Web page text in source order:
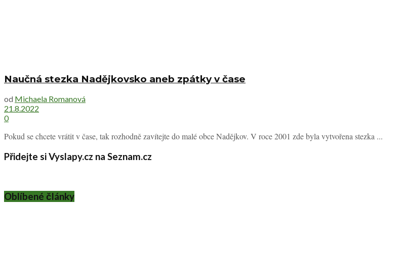
Naučná stezka Nadějkovsko aneb zpátky v čase
od Michaela Romanová
21.8.2022
0
Pokud se chcete vrátit v čase, tak rozhodně zavítejte do malé obce Nadějkov. V roce 2001 zde byla vytvořena stezka ...
Přidejte si Vyslapy.cz na Seznam.cz
Oblíbené články